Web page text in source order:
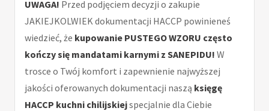
UWAGA! Przed podjęciem decyzji o zakupie
JAKIEJKOLWIEK dokumentacji HACCP powinieneś
wiedzieć, że kupowanie PUSTEGO WZORU często
kończy się mandatami karnymi z SANEPIDU! W
trosce o Twój komfort i zapewnienie najwyższej
jakości oferowanych dokumentacji naszą księgę
HACCP kuchni chilijskiejspecjalnie dla Ciebie